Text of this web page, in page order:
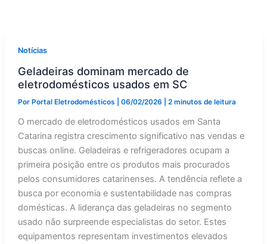
Notícias
Geladeiras dominam mercado de
eletrodomésticos usados em SC
Por Portal Eletrodomésticos 06/02/2026 2 minutos de leitura
O mercado de eletrodomésticos usados em Santa
Catarina registra crescimento significativo nas vendas e
buscas online. Geladeiras e refrigeradores ocupam a
primeira posição entre os produtos mais procurados
pelos consumidores catarinenses. A tendência reflete a
busca por economia e sustentabilidade nas compras
domésticas. A liderança das geladeiras no segmento
usado não surpreende especialistas do setor. Estes
equipamentos representam investimentos elevados